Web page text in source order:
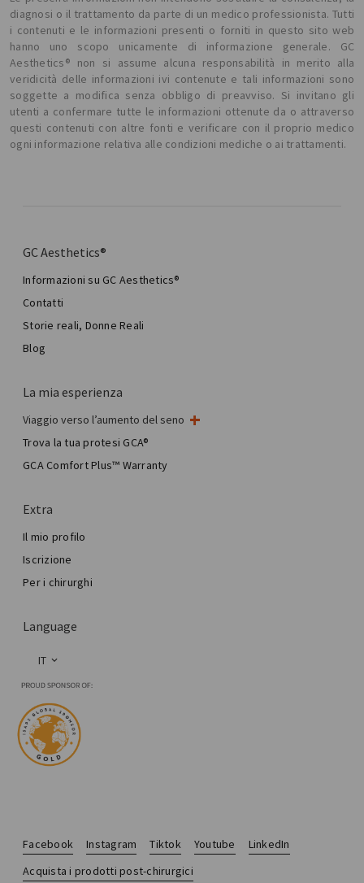
diagnosi o il trattamento da parte di un medico professionista. Tutti
i contenuti e le informazioni presenti o forniti in questo sito web
hanno uno scopo unicamente di informazione generale. GC
Aesthetics® non si assume alcuna responsabilità in merito alla
veridicità delle informazioni ivi contenute e tali informazioni sono
soggette a modifica senza obbligo di preavviso. Si invitano gli
utenti a confermare tutte le informazioni ottenute da o attraverso
questi contenuti con altre fonti e verificare con il proprio medico
ogni informazione relativa alle condizioni mediche o ai trattamenti.
GC Aesthetics®
Informazioni su GC Aesthetics®
Contatti
Storie reali, Donne Reali
Blog
La mia esperienza
Viaggio verso l’aumento del seno
Il mio intervento al seno
Chirurgia mammaria estetica
Total Breast Reconstruction™
Trova la tua protesi GCA®
GCA Comfort Plus™ Warranty
Extra
Il mio profilo
Iscrizione
Per i chirurghi
Language
IT
Facebook Instagram Tiktok Youtube
LinkedIn
Acquista i prodotti post-chirurgici